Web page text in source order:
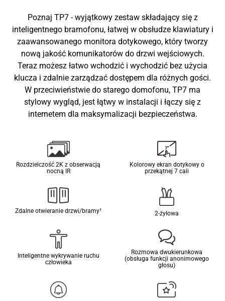
Poznaj TP7 - wyjątkowy zestaw składający się z
inteligentnego bramofonu, łatwej w obsłudze klawiatury i
zaawansowanego monitora dotykowego, który tworzy
nową jakość komunikatorów do drzwi wejściowych.
Teraz możesz łatwo wchodzić i wychodzić bez użycia
klucza i zdalnie zarządzać dostępem dla różnych gości.
W przeciwieństwie do starego domofonu, TP7 ma
stylowy wygląd, jest łątwy w instalacji i łączy się z
internetem dla maksymalizacji bezpieczeństwa.
Rozdzielczość 2K z obserwacją
nocną IR
Kolorowy ekran dotykowy o
przekątnej 7 cali
Zdalne otwieranie drzwi/bramy¹ 2-żyłowa
Inteligentne wykrywanie ruchu
człowieka
Rozmowa dwukierunkowa
(obsługa funkcji anonimowego
głosu)